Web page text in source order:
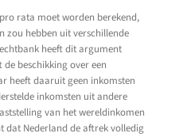
rata moet worden berekend,
zou hebben uit verschillende
heeft dit argument
beschikking over een
heeft daaruit geen inkomsten
inkomsten uit andere
van het wereldinkomen
dat Nederland de aftrek volledig